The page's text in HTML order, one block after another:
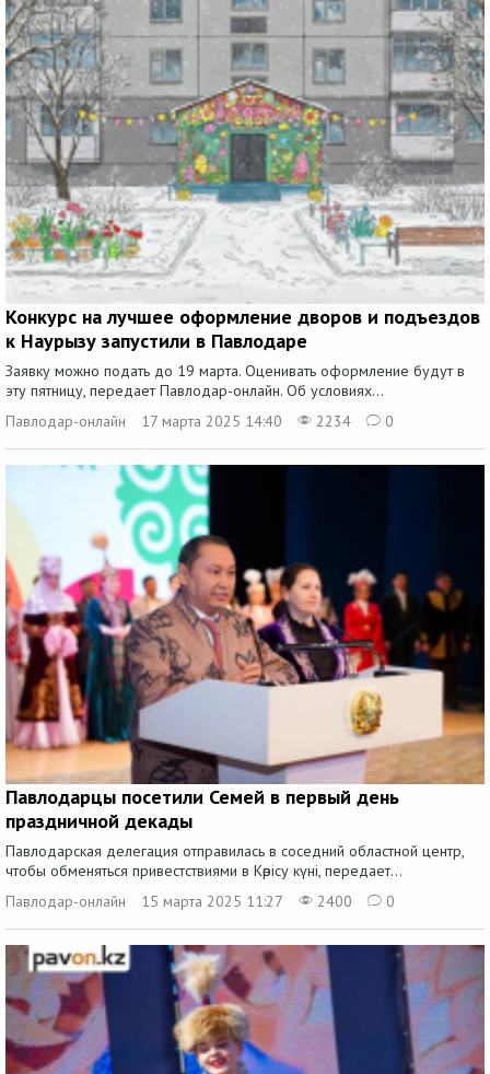
Конкурс на лучшее оформление дворов и подъездов
к Наурызу запустили в Павлодаре
Заявку можно подать до 19 марта. Оценивать оформление будут в
эту пятницу, передает Павлодар-онлайн. Об условиях...
Павлодар-онлайн
17 марта 2025 14:40 2234 0
Павлодарцы посетили Семей в первый день
праздничной декады
Павлодарская делегация отправилась в соседний областной центр,
чтобы обменяться привестствиями в Көрісу күні, передает...
Павлодар-онлайн
15 марта 2025 11:27 2400 0